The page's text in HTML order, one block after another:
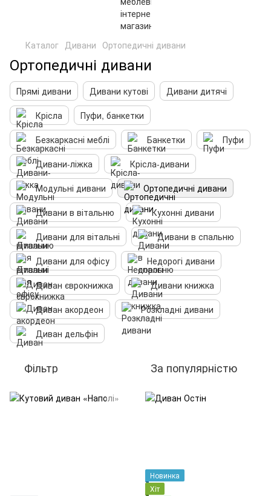
Каталог Дивани Ортопедичні дивани
Ортопедичні дивани
Прямі дивани Дивани кутові
Дивани дитячі
Крісла
Пуфи, банкетки
Безкаркасні меблі
Банкетки
Пуфи
Дивани-ліжка
Крісла-дивани
Модульні дивани
Ортопедичні дивани
Дивани в вітальню
Кухонні дивани
Дивани для вітальні
Дивани в спальню
Дивани для офісу
Недорогі дивани
Диван єврокнижка
Дивани книжка
Диван акордеон
Розкладні дивани
Диван дельфін
Фільтр За популярністю
Новинка
Хіт